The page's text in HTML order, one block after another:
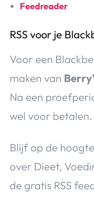
Feedreader
RSS voor je
Voor een
maken van
Na een
wel voor betalen.
Blijf op de
over Dieet,
de gratis RSS